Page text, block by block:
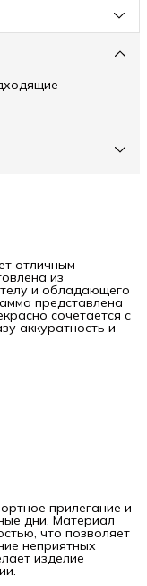
отличным
из
и обладающего
представлена
сочетается с
аккуратность и
прилегание и
дни. Материал
что позволяет
неприятных
изделие